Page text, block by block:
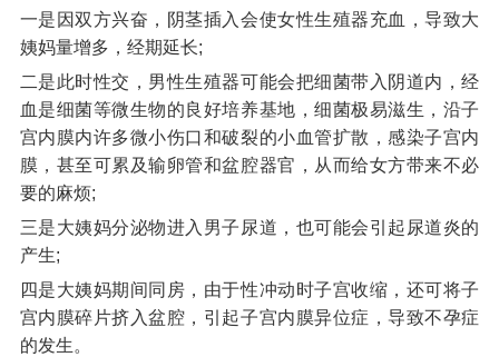
一是因双方兴奋，阴茎插入会使女性生殖器充血，导致大
姨妈量增多，经期延长;
二是此时性交，男性生殖器可能会把细菌带入阴道内，经
血是细菌等微生物的良好培养基地，细菌极易滋生，沿子
宫内膜内许多微小伤口和破裂的小血管扩散，感染子宫内
膜，甚至可累及输卵管和盆腔器官，从而给女方带来不必
要的麻烦;
三是大姨妈分泌物进入男子尿道，也可能会引起尿道炎的
产生;
四是大姨妈期间同房，由于性冲动时子宫收缩，还可将子
宫内膜碎片挤入盆腔，引起子宫内膜异位症，导致不孕症
的发生。